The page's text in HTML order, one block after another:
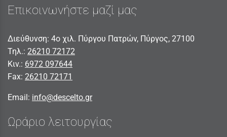
Επικοινωνήστε μαζί μας
Διεύθυνση: 4ο χιλ. Πύργου Πατρών, Πύργος, 27100
Τηλ.: 26210 72172
Κιν.: 6972 097644
Fax: 26210 72171
Email: info@descelto.gr
Ωράριο λειτουργίας